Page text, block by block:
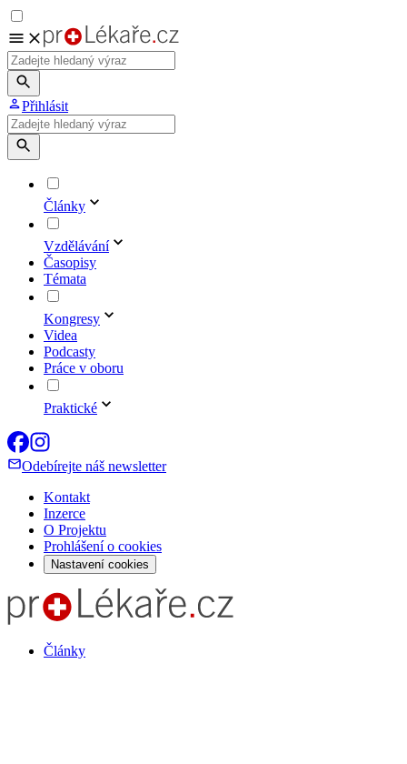
Přihlásit
Články
Vzdělávání
Časopisy
Témata
Kongresy
Videa
Podcasty
Práce v oboru
Praktické
Odebírejte náš newsletter
Kontakt
Inzerce
O Projektu
Prohlášení o cookies
Nastavení cookies
Články